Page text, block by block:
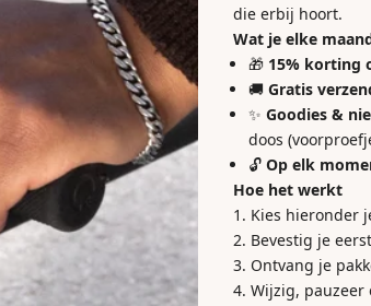
die erbij hoort.
Wat je elke
🎁 15% korting
🚚Gratis
✨Goodies &
doos
🔓Op elk
Hoe het werkt
Kies hieronder
Bevestig je
Ontvang je
Wijzig,